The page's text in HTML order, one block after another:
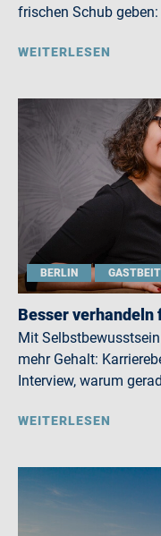
frischen Schub
WEITERLESEN
BERLIN
Besser verhandeln
Mit
mehr Gehalt:
Interview, warum
WEITERLESEN